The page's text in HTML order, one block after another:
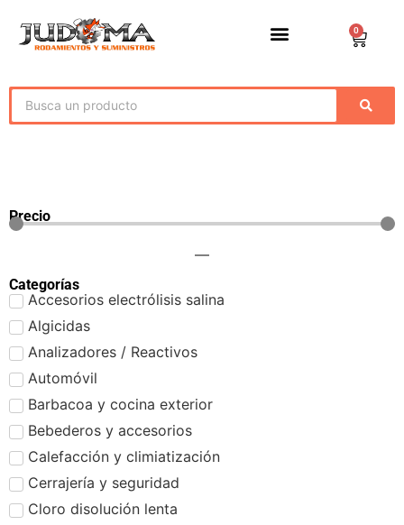
0
Precio
—
Categorías
Accesorios electrólisis salina
Algicidas
Analizadores / Reactivos
Automóvil
Barbacoa y cocina exterior
Bebederos y accesorios
Calefacción y climiatización
Cerrajería y seguridad
Cloro disolución lenta